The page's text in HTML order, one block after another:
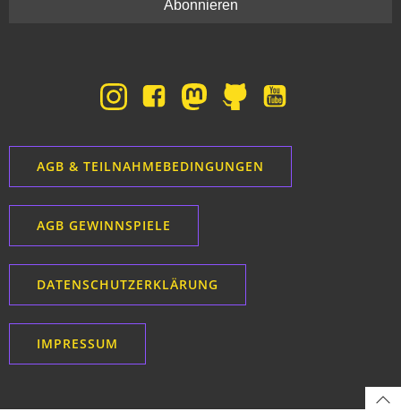
AGB & TEILNAHMEBEDINGUNGEN
AGB GEWINNSPIELE
DATENSCHUTZERKLÄRUNG
IMPRESSUM